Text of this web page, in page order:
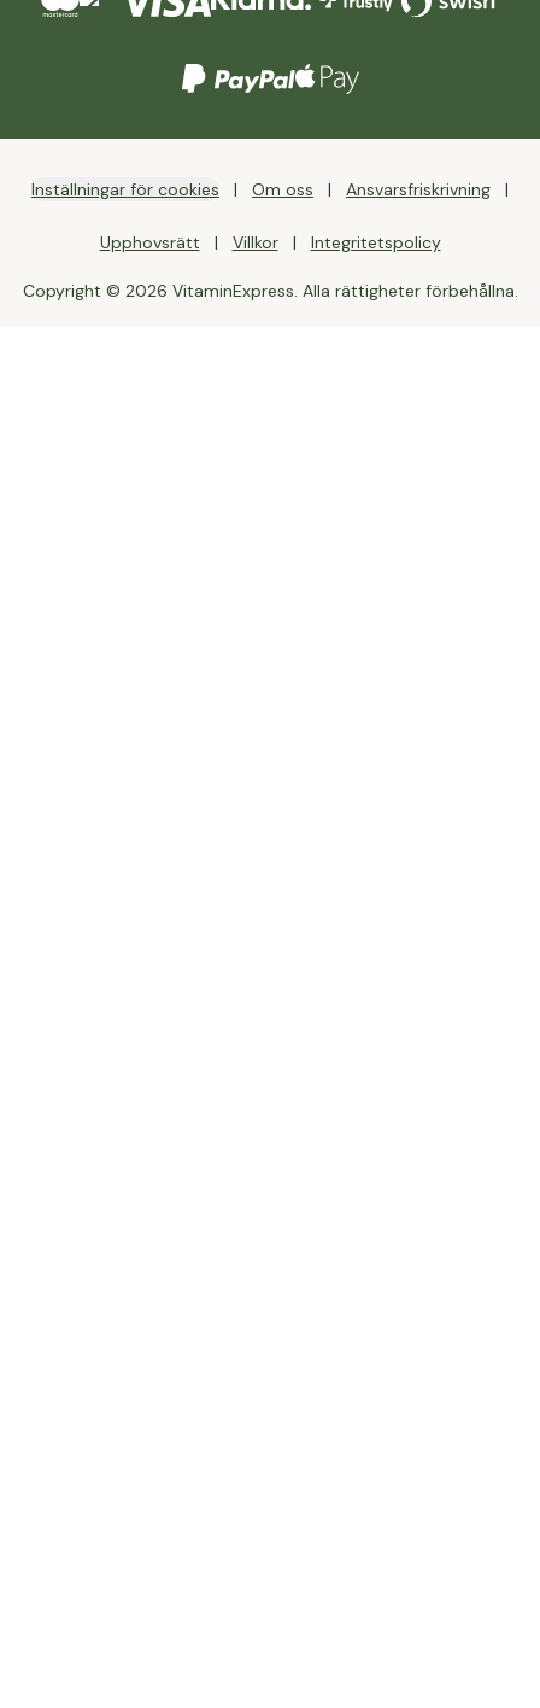
Inställningar för cookies Om oss Ansvarsfriskrivning
Upphovsrätt Villkor Integritetspolicy
Copyright © 2026 VitaminExpress. Alla rättigheter förbehållna.